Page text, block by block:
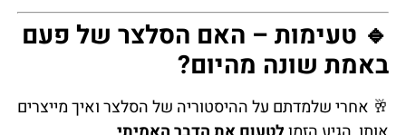
🔹 טעימות – האם הסלצר של פעם
באמת שונה מהיום?
🥂 אחרי שלמדתם על ההיסטוריה של הסלצר ואיך מייצרים